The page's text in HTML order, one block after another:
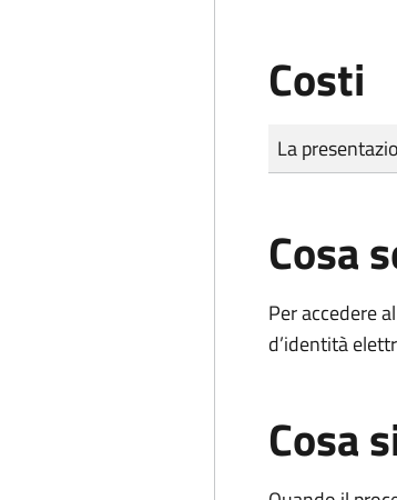
Costi
Tipo di
Importo
La
Cosa
Per accedere
d’identità
Cosa